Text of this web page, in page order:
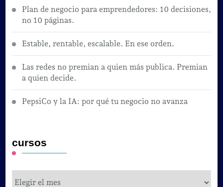
Plan de negocio para emprendedores: 10 decisiones,
no 10 páginas.
Estable, rentable, escalable. En ese orden.
Las redes no premian a quien más publica. Premian
a quien decide.
PepsiCo y la IA: por qué tu negocio no avanza
cursos